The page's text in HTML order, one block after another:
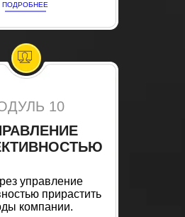
ПОДРОБНЕЕ
10
управление
прирастить
компании.